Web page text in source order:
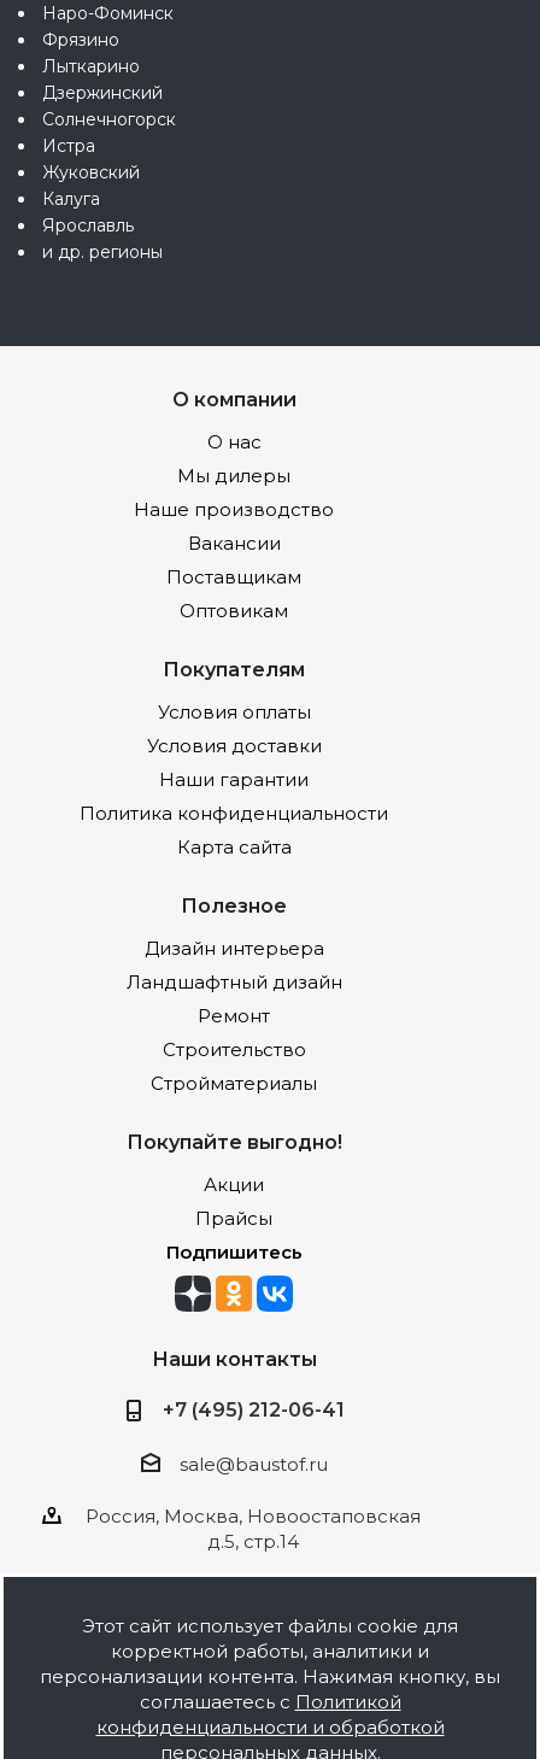
Наро-Фоминск
Фрязино
Лыткарино
Дзержинский
Солнечногорск
Истра
Жуковский
Калуга
Ярославль
и др. регионы
О компании
О нас
Мы дилеры
Наше производство
Вакансии
Поставщикам
Оптовикам
Покупателям
Условия оплаты
Условия доставки
Наши гарантии
Политика конфиденциальности
Карта сайта
Полезное
Дизайн интерьера
Ландшафтный дизайн
Ремонт
Строительство
Стройматериалы
Покупайте выгодно!
Акции
Прайсы
Подпишитесь
Наши контакты
+7 (495) 212-06-41
sale@baustof.ru
Россия, Москва, Новоостаповская
д.5, стр.14
2026 © ООО Баустов. Собственное
производство лакокрасочной продукции,
оптовая и розничная продажа строительных
материалов, комплектация объектов под ключ.
Этот сайт использует файлы cookie для
корректной работы, аналитики и
персонализации контента. Нажимая кнопку, вы
соглашаетесь с Политикой
конфиденциальности и обработкой
персональных данных.